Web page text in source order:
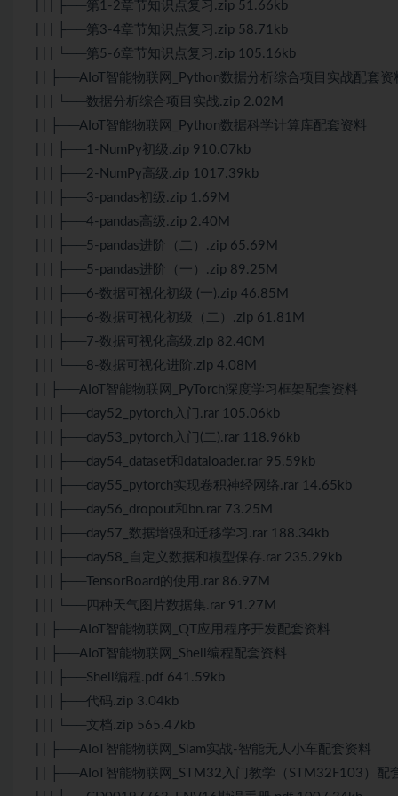
| | | ├──第1-2章节知识点复习.zip 51.66kb
| | | ├──第3-4章节知识点复习.zip 58.71kb
| | | └──第5-6章节知识点复习.zip 105.16kb
| | ├──AIoT智能物联网_Python数据分析综合项目实战配套资
| | | └──数据分析综合项目实战.zip 2.02M
| | ├──AIoT智能物联网_Python数据科学计算库配套资料
| | | ├──1-NumPy初级.zip 910.07kb
| | | ├──2-NumPy高级.zip 1017.39kb
| | | ├──3-pandas初级.zip 1.69M
| | | ├──4-pandas高级.zip 2.40M
| | | ├──5-pandas进阶（二）.zip 65.69M
| | | ├──5-pandas进阶（一）.zip 89.25M
| | | ├──6-数据可视化初级 (一).zip 46.85M
| | | ├──6-数据可视化初级（二）.zip 61.81M
| | | ├──7-数据可视化高级.zip 82.40M
| | | └──8-数据可视化进阶.zip 4.08M
| | ├──AIoT智能物联网_PyTorch深度学习框架配套资料
| | | ├──day52_pytorch入门.rar 105.06kb
| | | ├──day53_pytorch入门(二).rar 118.96kb
| | | ├──day54_dataset和dataloader.rar 95.59kb
| | | ├──day55_pytorch实现卷积神经网络.rar 14.65kb
| | | ├──day56_dropout和bn.rar 73.25M
| | | ├──day57_数据增强和迁移学习.rar 188.34kb
| | | ├──day58_自定义数据和模型保存.rar 235.29kb
| | | ├──TensorBoard的使用.rar 86.97M
| | | └──四种天气图片数据集.rar 91.27M
| | ├──AIoT智能物联网_QT应用程序开发配套资料
| | ├──AIoT智能物联网_Shell编程配套资料
| | | ├──Shell编程.pdf 641.59kb
| | | ├──代码.zip 3.04kb
| | | └──文档.zip 565.47kb
| | ├──AIoT智能物联网_Slam实战-智能无人小车配套资料
| | ├──AIoT智能物联网_STM32入门教学（STM32F103）配